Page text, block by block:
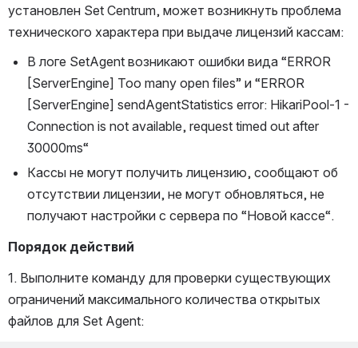
установлен Set Centrum, может возникнуть проблема
технического характера при выдаче лицензий кассам:
В логе SetAgent возникают ошибки вида “ERROR
[ServerEngine] Too many open files” и “ERROR
[ServerEngine] sendAgentStatistics error: HikariPool-1 -
Connection is not available, request timed out after
30000ms“
Кассы не могут получить лицензию, сообщают об
отсутствии лицензии, не могут обновляться, не
получают настройки с сервера по “Новой кассе“.
Порядок действий
1. Выполните команду для проверки существующих
ограничений максимального количества открытых
файлов для Set Agent: